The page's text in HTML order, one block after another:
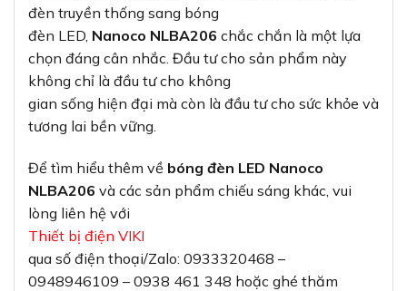
đèn truyền thống sang bóng
đèn LED, Nanoco NLBA206 chắc chắn là một lựa
chọn đáng cân nhắc. Đầu tư cho sản phẩm này
không chỉ là đầu tư cho không
gian sống hiện đại mà còn là đầu tư cho sức khỏe và
tương lai bền vững.
Để tìm hiểu thêm về bóng đèn LED Nanoco
NLBA206 và các sản phẩm chiếu sáng khác, vui
lòng liên hệ với
Thiết bị điện VIKI
qua số điện thoại/Zalo: 0933320468 –
0948946109 – 0938 461 348 hoặc ghé thăm